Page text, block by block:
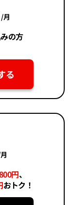
/月
の方
る
円、
おトク！